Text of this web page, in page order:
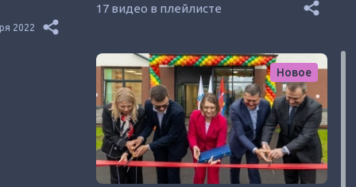
2022
17 видео в плейлисте
Новое